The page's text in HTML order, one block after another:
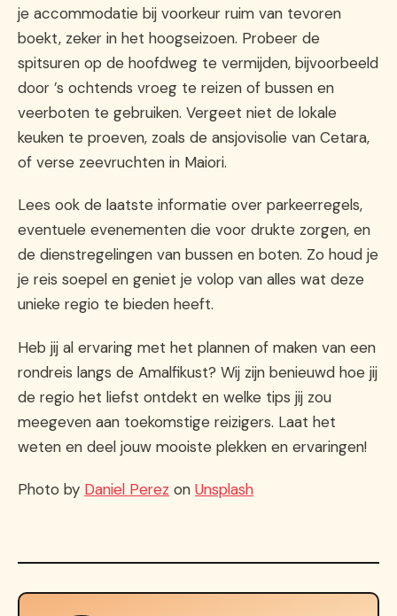
je accommodatie bij voorkeur ruim van tevoren
boekt, zeker in het hoogseizoen. Probeer de
spitsuren op de hoofdweg te vermijden, bijvoorbeeld
door ’s ochtends vroeg te reizen of bussen en
veerboten te gebruiken. Vergeet niet de lokale
keuken te proeven, zoals de ansjovisolie van Cetara,
of verse zeevruchten in Maiori.
Lees ook de laatste informatie over parkeerregels,
eventuele evenementen die voor drukte zorgen, en
de dienstregelingen van bussen en boten. Zo houd je
je reis soepel en geniet je volop van alles wat deze
unieke regio te bieden heeft.
Heb jij al ervaring met het plannen of maken van een
rondreis langs de Amalfikust? Wij zijn benieuwd hoe jij
de regio het liefst ontdekt en welke tips jij zou
meegeven aan toekomstige reizigers. Laat het
weten en deel jouw mooiste plekken en ervaringen!
Photo by Daniel Perez on Unsplash